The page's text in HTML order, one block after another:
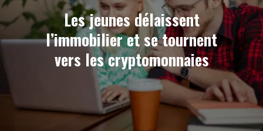
Les jeunes délaissent
l’immobilier et se tournent
vers les cryptomonnaies